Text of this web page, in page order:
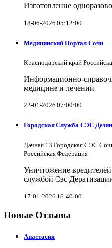
Изготовление
18-06-2026 05:12:00
Медицинский Портал Сочи
Краснодарский край
Информационно-
медицине и лечении
22-01-2026 07:00:00
Городская Служба СЭС
Дачная 13 Городская СЭС
Российская Федерация
Уничтожение
службой Сэс
17-01-2026 16:40:00
Новые Отзывы
Анастасия